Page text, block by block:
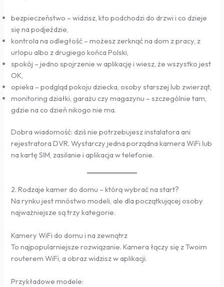
bezpieczeństwo – widzisz, kto podchodzi do drzwi i co dzieje
się na podjeździe,
kontrola na odległość – możesz zerknąć na dom z pracy, z
urlopu albo z drugiego końca Polski,
spokój – jedno spojrzenie w aplikację i wiesz, że wszystko jest
OK,
opieka – podgląd pokoju dziecka, osoby starszej lub zwierząt,
monitoring działki, garażu czy magazynu – szczególnie tam,
gdzie na co dzień nikogo nie ma.
Dobra wiadomość: dziś nie potrzebujesz instalatora ani
rejestratora DVR. Wystarczy jedna porządna kamera WiFi lub
na kartę SIM, zasilanie i aplikacja w telefonie.
2. Rodzaje kamer do domu – którą wybrać na start?
Na rynku jest mnóstwo modeli, ale dla początkującej osoby
najważniejsze są trzy kategorie.
Kamery WiFi do domu i na zewnątrz
To najpopularniejsze rozwiązanie. Kamera łączy się z Twoim
routerem WiFi, a obraz widzisz w aplikacji.
Przykładowe modele: